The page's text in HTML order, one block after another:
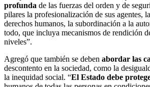
profunda de las fuerzas del orden y de
pilares la profesionalización de sus agentes,
derechos humanos, la subordinación a la
todo, que incluya mecanismos de rendición
niveles”.
Agregó que también se deben abordar las
descontento en la sociedad, como la
la inequidad social. “El Estado debe